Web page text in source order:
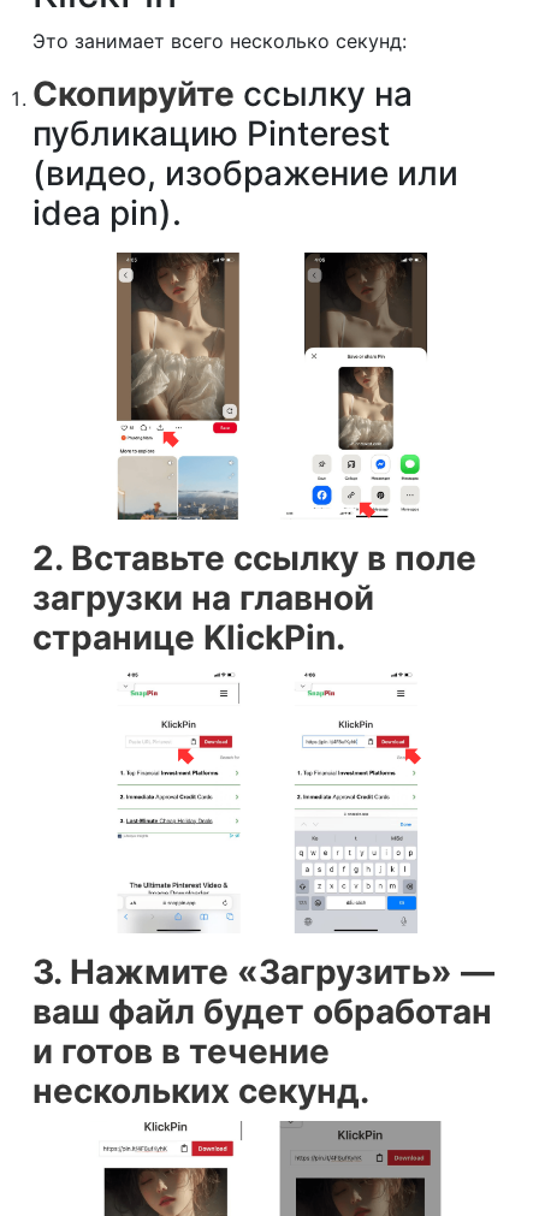
Это занимает всего несколько секунд:
Скопируйте ссылку на
публикацию Pinterest
(видео, изображение или
idea pin).
2. Вставьте ссылку в поле
загрузки на главной
странице KlickPin.
3. Нажмите «Загрузить» —
ваш файл будет обработан
и готов в течение
нескольких секунд.